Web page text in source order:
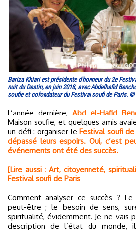
Bariza Khiari est présidente d'honneur du 2e
nuit du Destin, en juin 2018, avec Abdelhafid
soufie et cofondateur du Festival soufi de Paris. ©
L’année dernière, Abd el-Hafid
Maison soufie, et quelques amis
un défi : organiser leFestival soufi
dépassé leurs espoirs. Oui, c’est
événements ont été des succès.
[Lire aussi : Art, citoyenneté,
Festival soufi de Paris
Comment analyser ce succès ? Le
peut-être ; le besoin de sens,
spiritualité, évidemment. Je ne vais
description de l’état du monde,